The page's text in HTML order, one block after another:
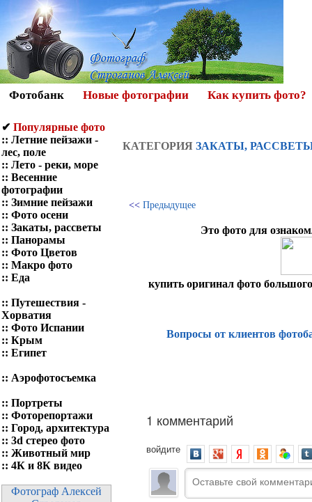
Фотобанк Новые фотографии Как купить фото?
✔ Популярные фото
:: Летние пейзажи -
лес, поле
:: Лето - реки, море
:: Весенние
фотографии
:: Зимние пейзажи
:: Фото осени
:: Закаты, рассветы
:: Панорамы
:: Фото Цветов
:: Макро фото
:: Еда
:: Путешествия -
Хорватия
:: Фото Испании
:: Крым
:: Египет
:: Аэрофотосъемка
:: Портреты
:: Фоторепортажи
:: Город, архитектура
:: 3d стерео фото
:: Животный мир
:: 4К и 8К видео
Фотограф Алексей
КАТЕГОРИЯ ЗАКАТЫ,
<< Предыдущее
Это фото для
купить оригинал фото
Вопросы от клиентов
1 комментарий
войдите